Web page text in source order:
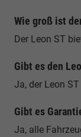
Wie groß ist
Der Leon ST
Gibt es den
Ja, der Leon
Gibt es
Ja, alle